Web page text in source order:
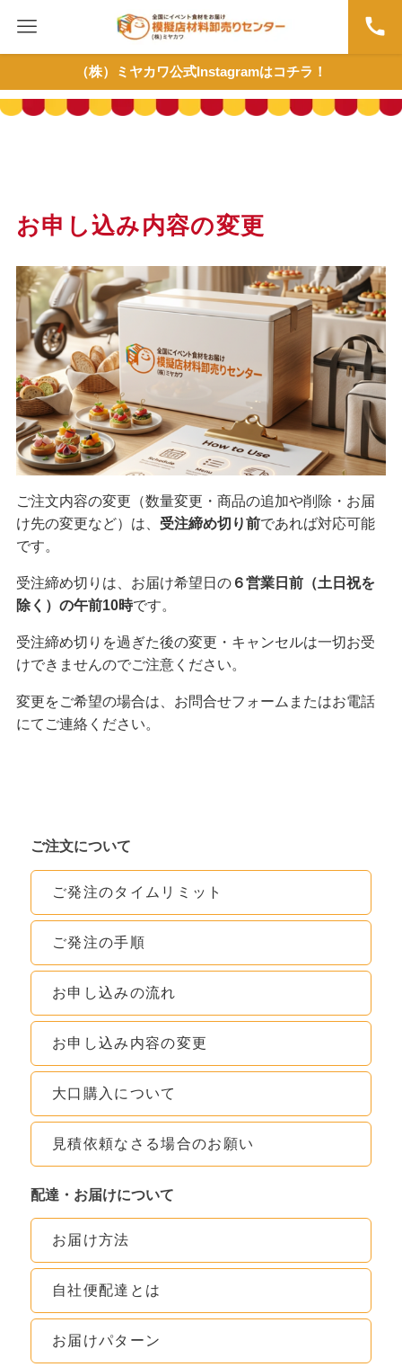
（株）ミヤカワ公式Instagramはコチラ！
お申し込み内容の変更
ご注文内容の変更（数量変更・商品の追加や削除・お届
け先の変更など）は、 受注締め切り前であれば対応可能
です。
受注締め切りは、お届け希望日の６営業日前（土日祝を
除く）の午前10時です。
受注締め切りを過ぎた後の変更・キャンセルは一切お受
けできませんのでご注意ください。
変更をご希望の場合は、お問合せフォームまたはお電話
にてご連絡ください。
ご注文について
ご発注のタイムリミット
ご発注の手順
お申し込みの流れ
お申し込み内容の変更
大口購入について
見積依頼なさる場合のお願い
配達・お届けについて
お届け方法
自社便配達とは
お届けパターン